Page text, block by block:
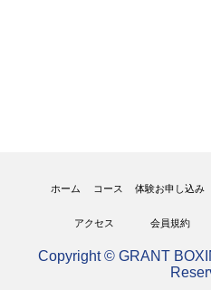
ホーム コース 体験お申し込み
アクセス 会員規約
Copyright © GRANT